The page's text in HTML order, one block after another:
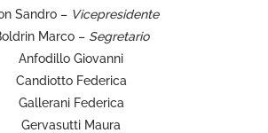
Sandro – Vicepresidente
Marco – Segretario
Anfodillo Giovanni
Candiotto Federica
Gallerani Federica
Gervasutti Maura